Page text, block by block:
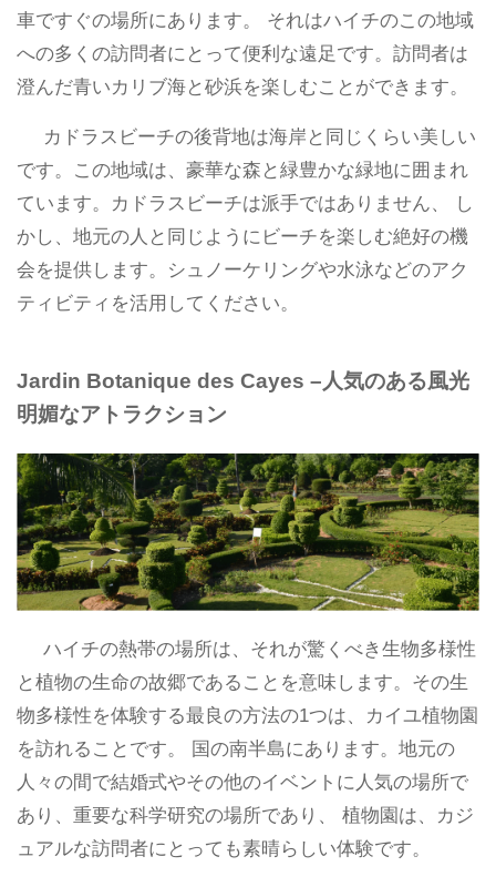
車ですぐの場所にあります。 それはハイチのこの地域
への多くの訪問者にとって便利な遠足です。訪問者は
澄んだ青いカリブ海と砂浜を楽しむことができます。
カドラスビーチの後背地は海岸と同じくらい美しい
です。この地域は、豪華な森と緑豊かな緑地に囲まれ
ています。カドラスビーチは派手ではありません、 し
かし、地元の人と同じようにビーチを楽しむ絶好の機
会を提供します。シュノーケリングや水泳などのアク
ティビティを活用してください。
Jardin Botanique des Cayes –人気のある風光
明媚なアトラクション
ハイチの熱帯の場所は、それが驚くべき生物多様性
と植物の生命の故郷であることを意味します。その生
物多様性を体験する最良の方法の1つは、カイユ植物園
を訪れることです。 国の南半島にあります。地元の
人々の間で結婚式やその他のイベントに人気の場所で
あり、重要な科学研究の場所であり、 植物園は、カジ
ュアルな訪問者にとっても素晴らしい体験です。